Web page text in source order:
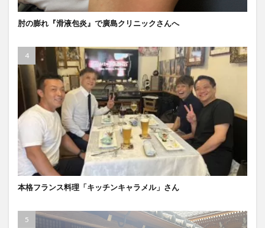
肘の膨れ『滑液包炎』で廣島クリニックさんへ
本格フランス料理「キッチンキャラメル」さん